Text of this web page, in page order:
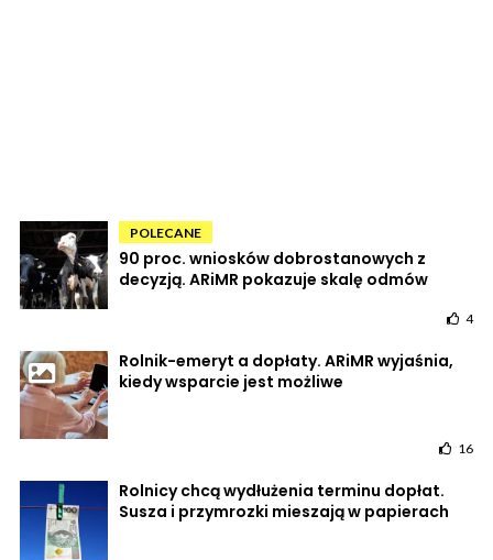
POLECANE
90 proc. wniosków dobrostanowych z
decyzją. ARiMR pokazuje skalę odmów
4
Rolnik-emeryt a dopłaty. ARiMR wyjaśnia,
kiedy wsparcie jest możliwe
16
Rolnicy chcą wydłużenia terminu dopłat.
Susza i przymrozki mieszają w papierach